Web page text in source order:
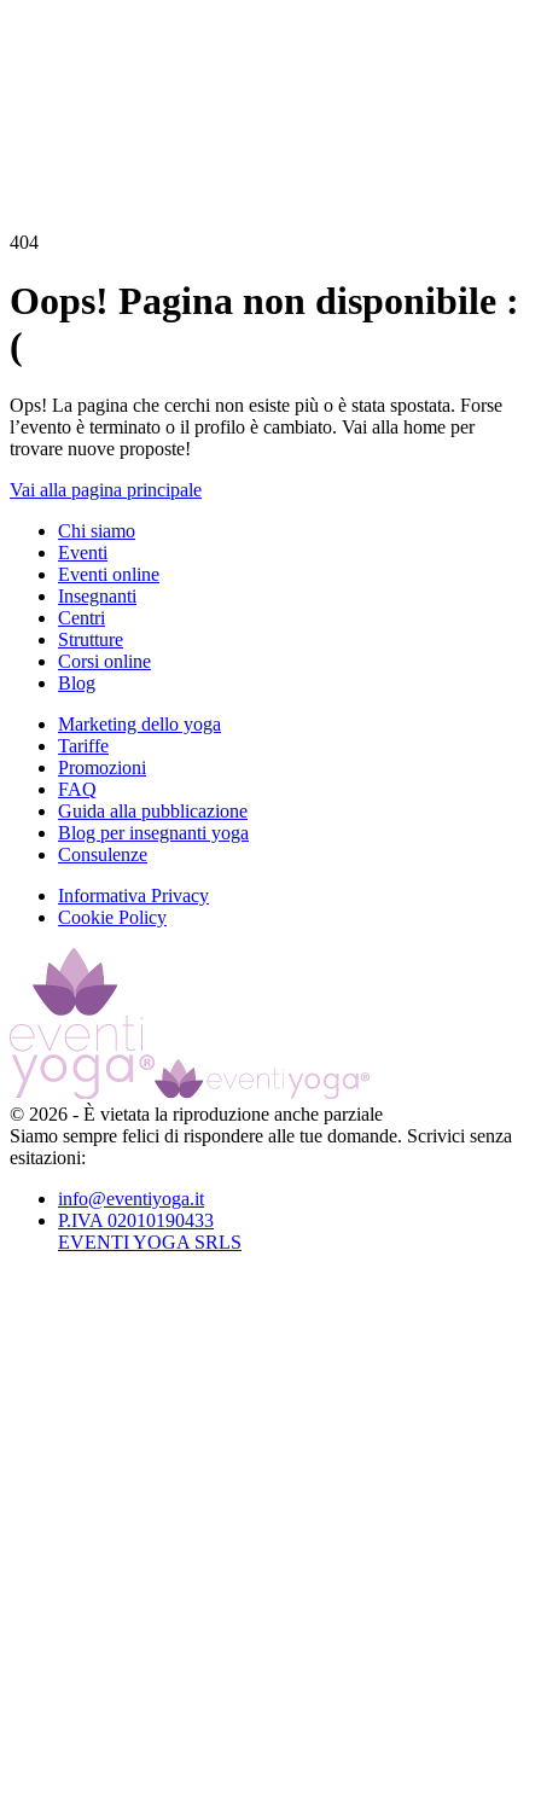
404
Oops! Pagina non disponibile :
(
Ops! La pagina che cerchi non esiste più o è stata spostata. Forse
l’evento è terminato o il profilo è cambiato. Vai alla home per
trovare nuove proposte!
Vai alla pagina principale
Chi siamo
Eventi
Eventi online
Insegnanti
Centri
Strutture
Corsi online
Blog
Marketing dello yoga
Tariffe
Promozioni
FAQ
Guida alla pubblicazione
Blog per insegnanti yoga
Consulenze
Informativa Privacy
Cookie Policy
© 2026 - È vietata la riproduzione anche parziale
Siamo sempre felici di rispondere alle tue domande. Scrivici senza
esitazioni:
info@eventiyoga.it
P.IVA 02010190433
EVENTI YOGA SRLS